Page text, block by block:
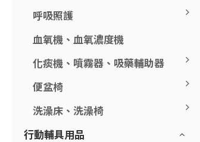
呼吸照護
血氧機、血氧濃度機
化痰機、噴霧器、吸藥輔助器
便盆椅
洗澡床、洗澡椅
行動輔具用品